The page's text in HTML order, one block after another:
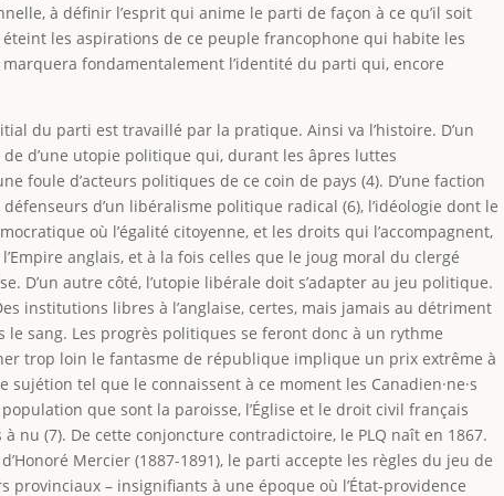
à définir l’esprit qui anime le parti de façon à ce qu’il soit
les aspirations de ce peuple francophone qui habite les
fondamentalement l’identité du parti qui, encore
du parti est travaillé par la pratique. Ainsi va l’histoire. D’un
d’une utopie politique qui, durant les âpres luttes
foule d’acteurs politiques de ce coin de pays (4). D’une faction
d’un libéralisme politique radical (6), l’idéologie dont le
où l’égalité citoyenne, et les droits qui l’accompagnent,
anglais, et à la fois celles que le joug moral du clergé
D’un autre côté, l’utopie libérale doit s’adapter au jeu politique.
institutions libres à l’anglaise, certes, mais jamais au détriment
le sang. Les progrès politiques se feront donc à un rythme
trop loin le fantasme de république implique un prix extrême à
tel que le connaissent à ce moment les Canadien·ne·s
que sont la paroisse, l’Église et le droit civil français
nu (7). De cette conjoncture contradictoire, le PLQ naît en 1867.
Mercier (1887-1891), le parti accepte les règles du jeu de
– insignifiants à une époque où l’État-providence